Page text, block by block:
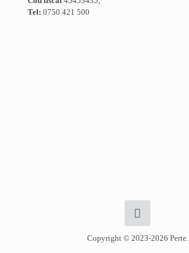
Tel: 0750 421 500
Copyright © 2023-2026 Perte.